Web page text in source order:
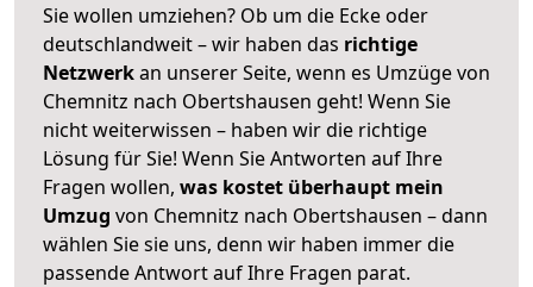
Sie wollen umziehen? Ob um die Ecke oder
deutschlandweit – wir haben das richtige
Netzwerkan unserer Seite, wenn es Umzüge von
Chemnitz nach Obertshausen geht! Wenn Sie
nicht weiterwissen – haben wir die richtige
Lösung für Sie! Wenn Sie Antworten auf Ihre
Fragen wollen, was kostet überhaupt mein
Umzug von Chemnitz nach Obertshausen – dann
wählen Sie sie uns, denn wir haben immer die
passende Antwort auf Ihre Fragen parat.